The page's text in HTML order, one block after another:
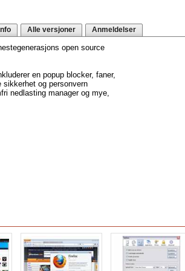
Info Alle versjoner Anmeldelser
open source
en popup blocker, faner,
sikkerhet og personvern
nedlasting manager og mye,